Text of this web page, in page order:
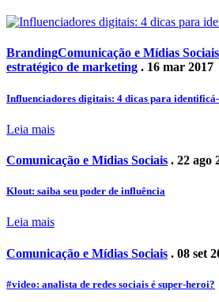
BrandingComunicação e Mídias Sociais
estratégico de marketing . 16 mar 2017
Influenciadores digitais: 4 dicas para
Leia mais
Comunicação e Mídias Sociais . 22 ago
Klout: saiba seu poder de influência
Leia mais
Comunicação e Mídias Sociais . 08 set
#video: analista de redes sociais é super-heroi?